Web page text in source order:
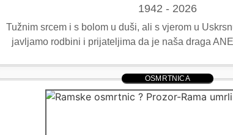
1942 - 2026
Tužnim srcem i s bolom u duši, ali s vjerom u
javljamo rodbini i prijateljima da je naša draga
OSMRTNICA